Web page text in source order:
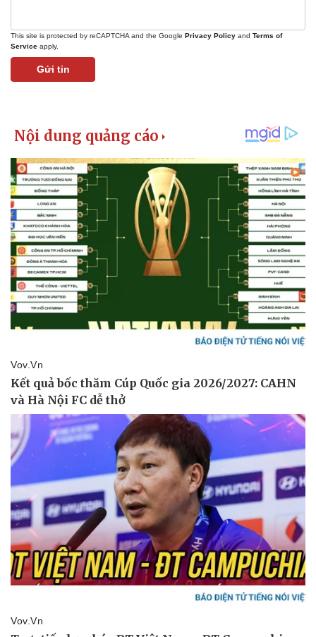
Giá cà phê
This site is protected by reCAPTCHA and the Google Privacy Policy and Terms of
Service apply.
Gửi tin